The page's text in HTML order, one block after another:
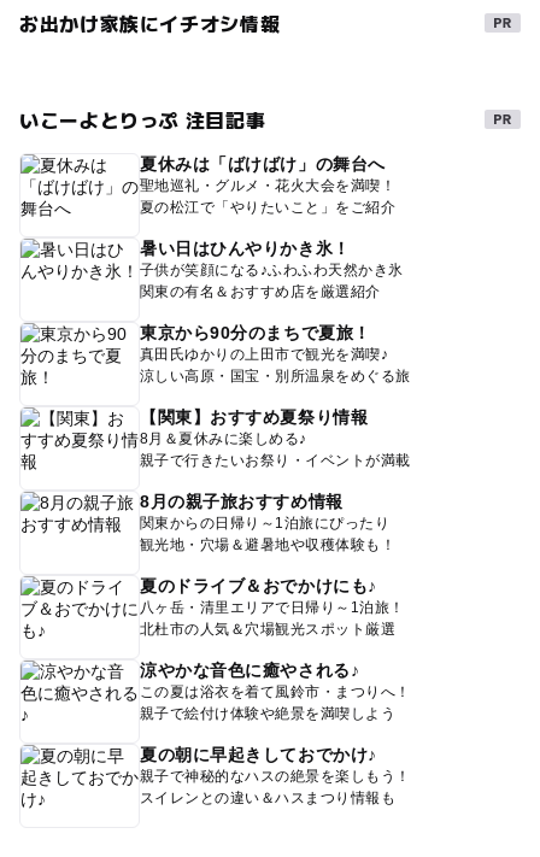
お出かけ家族にイチオシ情報
いこーよとりっぷ 注目記事
夏休みは「ばけばけ」の舞台へ
聖地巡礼・グルメ・花火大会を満喫！
夏の松江で「やりたいこと」をご紹介
暑い日はひんやりかき氷！
子供が笑顔になる♪ふわふわ天然かき氷
関東の有名＆おすすめ店を厳選紹介
東京から90分のまちで夏旅！
真田氏ゆかりの上田市で観光を満喫♪
涼しい高原・国宝・別所温泉をめぐる旅
【関東】おすすめ夏祭り情報
8月＆夏休みに楽しめる♪
親子で行きたいお祭り・イベントが満載
8月の親子旅おすすめ情報
関東からの日帰り～1泊旅にぴったり
観光地・穴場＆避暑地や収穫体験も！
夏のドライブ＆おでかけにも♪
八ヶ岳・清里エリアで日帰り～1泊旅！
北杜市の人気＆穴場観光スポット厳選
涼やかな音色に癒やされる♪
この夏は浴衣を着て風鈴市・まつりへ！
親子で絵付け体験や絶景を満喫しよう
夏の朝に早起きしておでかけ♪
親子で神秘的なハスの絶景を楽しもう！
スイレンとの違い＆ハスまつり情報も